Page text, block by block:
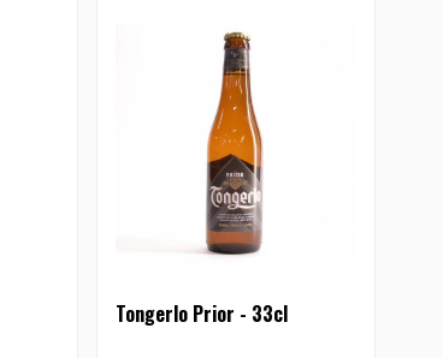
Tongerlo Prior - 33cl